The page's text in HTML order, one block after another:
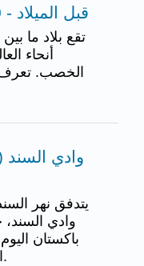
قبل الميلاد - 2000 قبل الميلاد تقريبًا)
تقع بلاد ما
أنحاء
الخصب. تعرف
يتدفق نهر
وادي
باكستان
السند أهم الموارد الطبيعية للناس.